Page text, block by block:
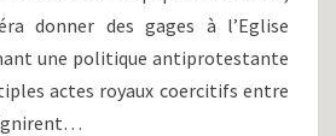
1688)
donner des gages à l’Eglise
une politique antiprotestante
actes royaux coercitifs entre